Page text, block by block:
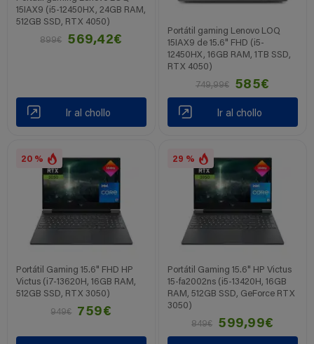
15IAX9 (i5-12450HX, 24GB RAM,
512GB SSD, RTX 4050)
899€
569,42€
Ir al chollo
Portátil gaming Lenovo LOQ
15IAX9 de 15.6" FHD (i5-
12450HX, 16GB RAM, 1TB SSD,
RTX 4050)
749,99€
585€
Ir al chollo
20 %
Portátil Gaming 15.6" FHD HP
Victus (i7-13620H, 16GB RAM,
512GB SSD, RTX 3050)
949€
759€
29 %
Portátil Gaming 15.6" HP Victus
15-fa2002ns (i5-13420H, 16GB
RAM, 512GB SSD, GeForce RTX
3050)
849€
599,99€